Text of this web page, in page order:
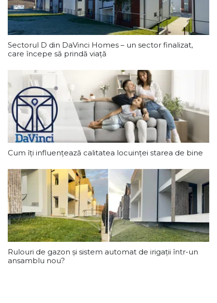
Sectorul D din DaVinci Homes – un sector finalizat,
care începe să prindă viață
Cum îți influențează calitatea locuinței starea de bine
Rulouri de gazon și sistem automat de irigații într-un
ansamblu nou?